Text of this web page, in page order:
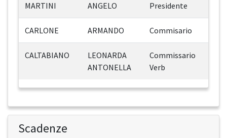
MARTINI ANGELO Presidente
CARLONE ARMANDO Commisario
CALTABIANO
LEONARDA
ANTONELLA
Commissario
Verb
Scadenze